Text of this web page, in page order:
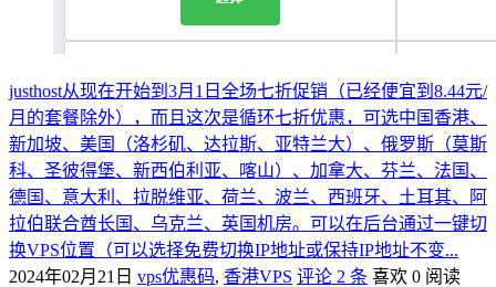
justhost从现在开始到3月1日全场七折促销（已经便宜到8.44元/
月的套餐除外），而且这次是循环七折优惠，可选中国香港、
新加坡、美国（洛杉矶、达拉斯、亚特兰大）、俄罗斯（莫斯
科、圣彼得堡、新西伯利亚、喀山）、加拿大、芬兰、法国、
德国、意大利、拉脱维亚、荷兰、波兰、西班牙、土耳其、阿
拉伯联合酋长国、乌克兰、英国机房。可以在后台通过一键切
换VPS位置（可以选择免费切换IP地址或保持IP地址不变...
2024年02月21日 vps优惠码, 香港VPS 评论 2 条 喜欢 0 阅读